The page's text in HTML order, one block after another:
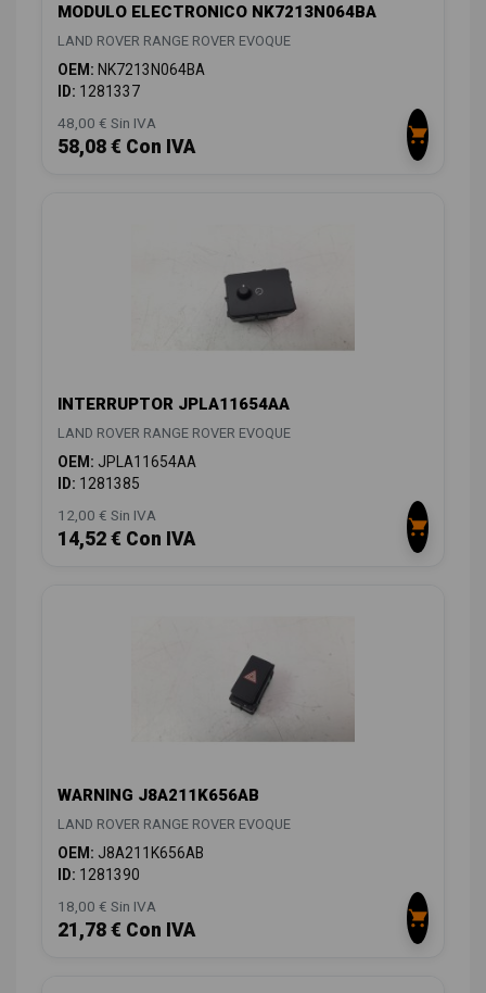
MODULO ELECTRONICO NK7213N064BA
LAND ROVER RANGE ROVER EVOQUE
OEM: NK7213N064BA
ID: 1281337
48,00 € Sin IVA
58,08 € Con IVA
INTERRUPTOR JPLA11654AA
LAND ROVER RANGE ROVER EVOQUE
OEM: JPLA11654AA
ID: 1281385
12,00 € Sin IVA
14,52 € Con IVA
WARNING J8A211K656AB
LAND ROVER RANGE ROVER EVOQUE
OEM: J8A211K656AB
ID: 1281390
18,00 € Sin IVA
21,78 € Con IVA